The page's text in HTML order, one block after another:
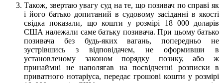
Також, звертаю увагу суд на те, що позивач по справі як
і його батько допитаний в судовому засіданні в якості
свідка показали, що кошти у розмірі 18 000 доларів
США належали саме батьку позивача. При цьому батько
позивача без будь-яких вагань, попередньо не
зустрівшись з відповідачем, не оформивши в
установленому законом порядку позику, або ж
принаймні не наполягав на посвідченні розписки в
приватного нотаріуса, передає грошові кошти у розмірі